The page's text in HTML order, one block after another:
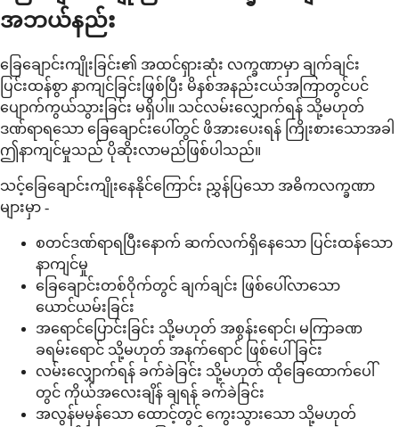
အဘယ်နည်း
ခြေချောင်းကျိုးခြင်း၏ အထင်ရှားဆုံး လက္ခဏာမှာ ချက်ချင်း
ပြင်းထန်စွာ နာကျင်ခြင်းဖြစ်ပြီး မိနစ်အနည်းငယ်အကြာတွင်ပင်
ပျောက်ကွယ်သွားခြင်း မရှိပါ။ သင်လမ်းလျှောက်ရန် သို့မဟုတ်
ဒဏ်ရာရသော ခြေချောင်းပေါ်တွင် ဖိအားပေးရန် ကြိုးစားသောအခါ
ဤနာကျင်မှုသည် ပိုဆိုးလာမည်ဖြစ်ပါသည်။
သင့်ခြေချောင်းကျိုးနေနိုင်ကြောင်း ညွှန်ပြသော အဓိကလက္ခဏာ
များမှာ -
စတင်ဒဏ်ရာရပြီးနောက် ဆက်လက်ရှိနေသော ပြင်းထန်သော
နာကျင်မှု
ခြေချောင်းတစ်ဝိုက်တွင် ချက်ချင်း ဖြစ်ပေါ်လာသော
ယောင်ယမ်းခြင်း
အရောင်ပြောင်းခြင်း သို့မဟုတ် အစွန်းရောင်၊ မကြာခဏ
ခရမ်းရောင် သို့မဟုတ် အနက်ရောင် ဖြစ်ပေါ်ခြင်း
လမ်းလျှောက်ရန် ခက်ခဲခြင်း သို့မဟုတ် ထိုခြေထောက်ပေါ်
တွင် ကိုယ်အလေးချိန် ချရန် ခက်ခဲခြင်း
အလွန်မမှန်သော ထောင့်တွင် ကွေးသွားသော သို့မဟုတ်